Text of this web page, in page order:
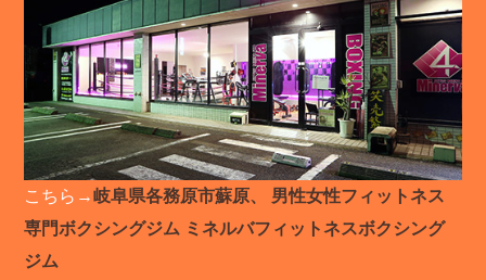
こちら→岐阜県各務原市蘇原、 男性女性フィットネス
専門ボクシングジム ミネルバフィットネスボクシング
ジム